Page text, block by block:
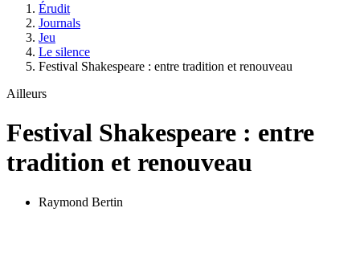
Érudit
Journals
Jeu
Le silence
Festival Shakespeare : entre tradition et renouveau
Ailleurs
Festival Shakespeare : entre
tradition et renouveau
Raymond Bertin